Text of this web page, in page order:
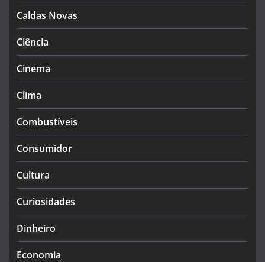
Caldas Novas
Ciência
Cinema
Clima
Combustíveis
Consumidor
Cultura
Curiosidades
Dinheiro
Economia